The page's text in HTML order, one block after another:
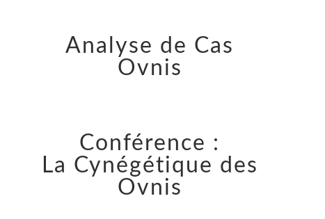
Analyse de Cas
Ovnis
Conférence :
La Cynégétique des
Ovnis